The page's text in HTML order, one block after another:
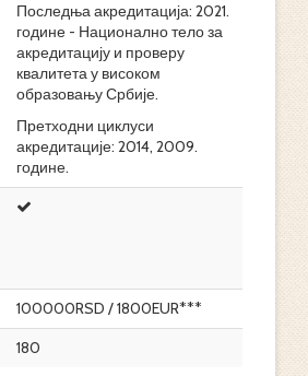
Последња акредитација: 2021.
године - Национално тело за
акредитацију и проверу
квалитета у високом
образовању Србије.
Претходни циклуси
акредитације: 2014, 2009.
године.
100000RSD / 1800EUR***
180